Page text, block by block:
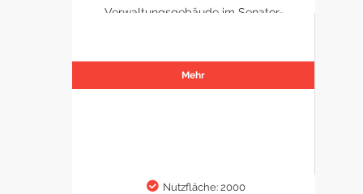
Verwaltungsgebäude im Senator-
Mehr
Nutzfläche: 2000